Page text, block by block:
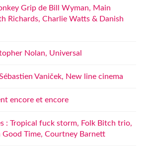
Grip de Bill Wyman, Main
Richards, Charlie Watts & Danish
Nolan, Universal
Vaniček, New line cinema
encore et encore
: Tropical fuck storm, Folk Bitch trio,
Time, Courtney Barnett